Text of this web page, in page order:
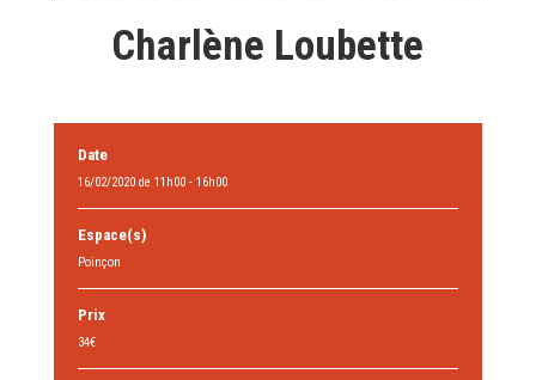
Charlène Loubette
Date
16/02/2020 de 11h00 - 16h00
Espace(s)
Poinçon
Prix
34€